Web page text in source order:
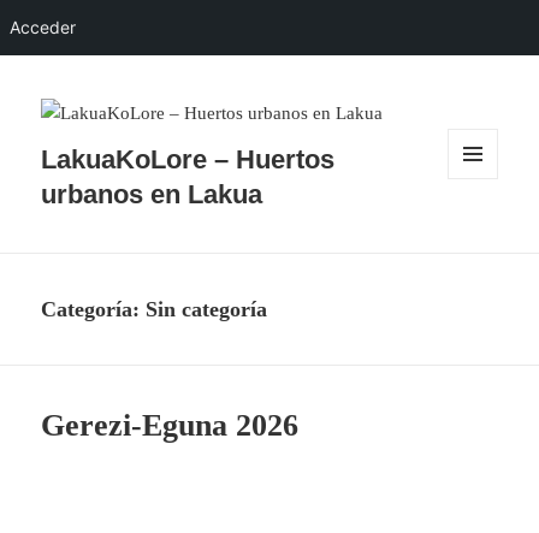
Acceder
LakuaKoLore – Huertos
urbanos en Lakua
Categoría: Sin categoría
Gerezi-Eguna 2026